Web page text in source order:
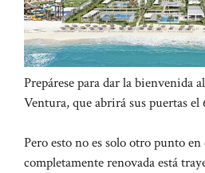
Prepárese para dar la bienvenida
Ventura, que abrirá sus puertas el
Pero esto no es solo otro punto
completamente renovada está